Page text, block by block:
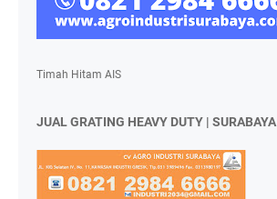
Timah Hitam AIS
JUAL GRATING HEAVY DUTY | SURABAYA